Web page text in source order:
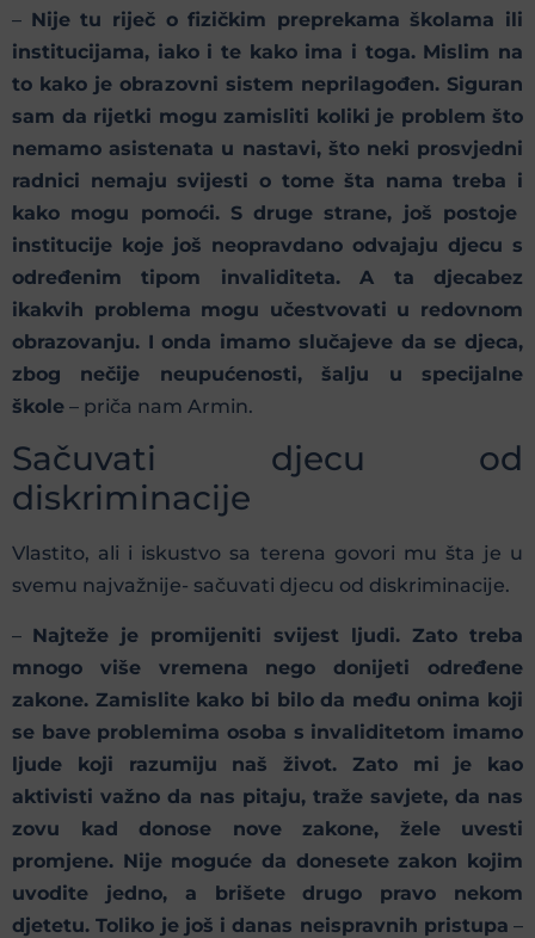
– Nije tu riječ o fizičkim preprekama školama ili
institucijama, iako i te kako ima i toga. Mislim na
to kako je obrazovni sistem neprilagođen. Siguran
sam da rijetki mogu zamisliti koliki je problem što
nemamo asistenata u nastavi, što neki prosvjedni
radnici nemaju svijesti o tome šta nama treba i
kako mogu pomoći. S druge strane, još postoje
institucije koje još neopravdano odvajaju djecu s
određenim tipom invaliditeta. A ta djecabez
ikakvih problema mogu učestvovati u redovnom
obrazovanju. I onda imamo slučajeve da se djeca,
zbog nečije neupućenosti, šalju u specijalne
škole – priča nam Armin.
Sačuvati djecu od
diskriminacije
Vlastito, ali i iskustvo sa terena govori mu šta je u
svemu najvažnije- sačuvati djecu od diskriminacije.
– Najteže je promijeniti svijest ljudi. Zato treba
mnogo više vremena nego donijeti određene
zakone. Zamislite kako bi bilo da među onima koji
se bave problemima osoba s invaliditetom imamo
ljude koji razumiju naš život. Zato mi je kao
aktivisti važno da nas pitaju, traže savjete, da nas
zovu kad donose nove zakone, žele uvesti
promjene. Nije moguće da donesete zakon kojim
uvodite jedno, a brišete drugo pravo nekom
djetetu. Toliko je još i danas neispravnih pristupa –